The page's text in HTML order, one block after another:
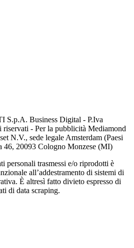
S.p.A. Business Digital - P.Iva
- Per la pubblicità Mediamond
N.V., sede legale Amsterdam (Paesi
46, 20093 Cologno Monzese (MI)
personali trasmessi e/o riprodotti è
all’addestramento di sistemi di
È altresì fatto divieto espresso di
di data scraping.